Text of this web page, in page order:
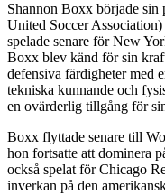
Shannon Boxx började sin
United Soccer
spelade senare för New
Boxx blev känd för sin
defensiva färdigheter med
tekniska kunnande och
en ovärderlig tillgång för
Boxx flyttade senare till
hon fortsatte att dominera
också spelat för Chicago
inverkan på den